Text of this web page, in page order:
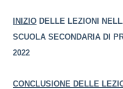
INIZIO DELLE LEZIONI
SCUOLA SECONDARIA DI
2022
CONCLUSIONE DELLE